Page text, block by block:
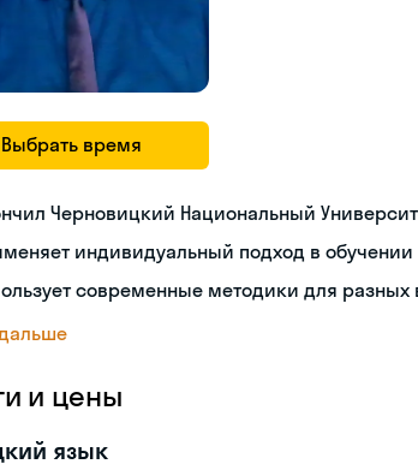
Выбрать время
Черновицкий Национальный
индивидуальный подход в
современные методики для разных
и цены
язык